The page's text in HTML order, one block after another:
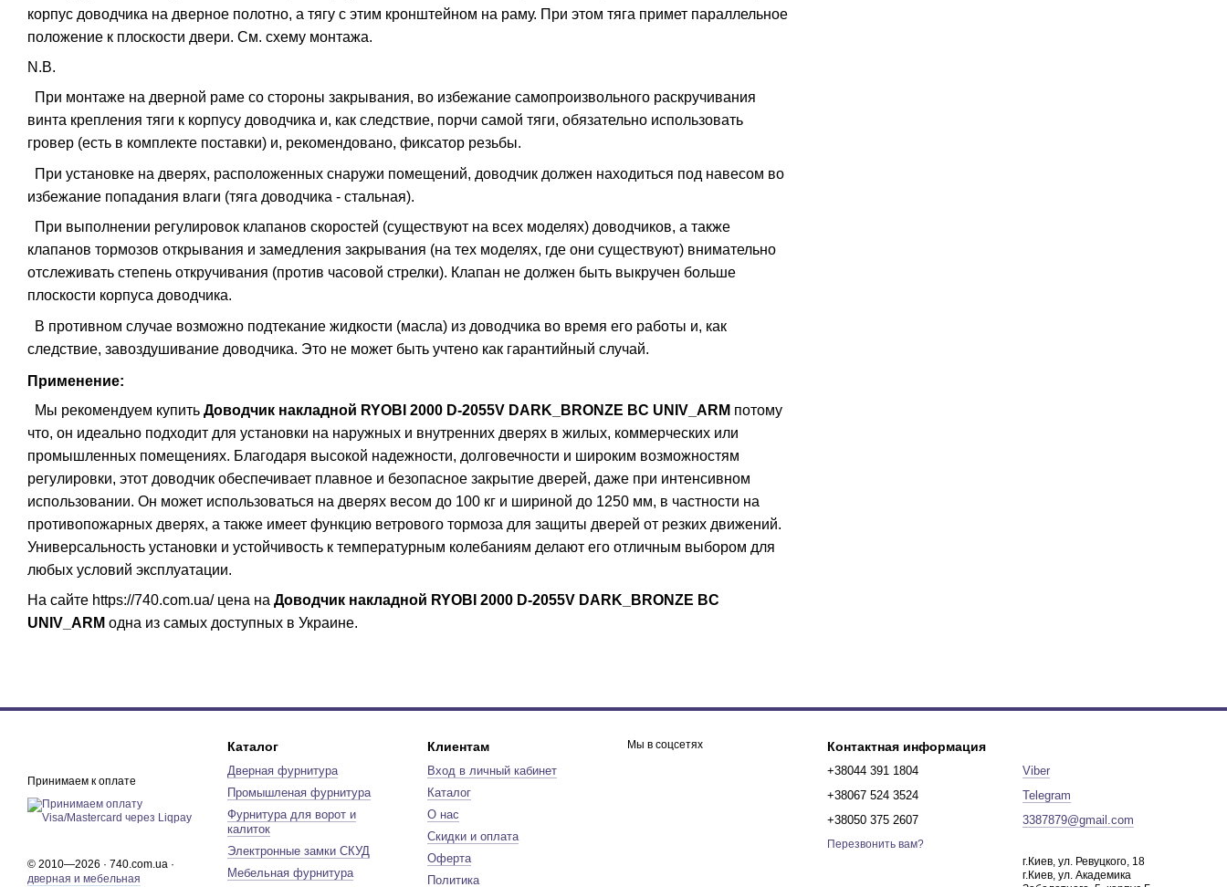
корпус доводчика на дверное полотно, а тягу с этим кронштейном на раму. При этом тяга примет параллельное
положение к плоскости двери. См. схему монтажа.
N.B.
При монтаже на дверной раме со стороны закрывания, во избежание самопроизвольного раскручивания
винта крепления тяги к корпусу доводчика и, как следствие, порчи самой тяги, обязательно использовать
гровер (есть в комплекте поставки) и, рекомендовано, фиксатор резьбы.
При установке на дверях, расположенных снаружи помещений, доводчик должен находиться под навесом во
избежание попадания влаги (тяга доводчика - стальная).
При выполнении регулировок клапанов скоростей (существуют на всех моделях) доводчиков, а также
клапанов тормозов открывания и замедления закрывания (на тех моделях, где они существуют) внимательно
отслеживать степень откручивания (против часовой стрелки). Клапан не должен быть выкручен больше
плоскости корпуса доводчика.
В противном случае возможно подтекание жидкости (масла) из доводчика во время его работы и, как
следствие, завоздушивание доводчика. Это не может быть учтено как гарантийный случай.
Применение:
Мы рекомендуем купить Доводчик накладной RYOBI 2000 D-2055V DARK_BRONZE BC UNIV_ARM потому
что, он идеально подходит для установки на наружных и внутренних дверях в жилых, коммерческих или
промышленных помещениях. Благодаря высокой надежности, долговечности и широким возможностям
регулировки, этот доводчик обеспечивает плавное и безопасное закрытие дверей, даже при интенсивном
использовании. Он может использоваться на дверях весом до 100 кг и шириной до 1250 мм, в частности на
противопожарных дверях, а также имеет функцию ветрового тормоза для защиты дверей от резких движений.
Универсальность установки и устойчивость к температурным колебаниям делают его отличным выбором для
любых условий эксплуатации.
На сайте https://740.com.ua/ цена на Доводчик накладной RYOBI 2000 D-2055V DARK_BRONZE BC
UNIV_ARM одна из самых доступных в Украине.
Принимаем к оплате
© 2010—2026 · 740.com.ua ·
дверная и мебельная
Каталог
Дверная фурнитура
Промышленая фурнитура
Фурнитура для ворот и
калиток
Электронные замки СКУД
Мебельная фурнитура
Клиентам
Вход в личный кабинет
Каталог
О нас
Скидки и оплата
Оферта
Политика
Мы в соцсетях Контактная информация
+38044 391 1804
+38067 524 3524
+38050 375 2607
Перезвонить вам?
Viber
Telegram
3387879@gmail.com
г.Киев, ул. Ревуцкого, 18
г.Киев, ул. Академика